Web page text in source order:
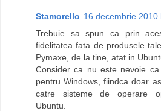
Stamorello 16 decembrie 2010
Trebuie sa spun ca prin
fidelitatea fata de produsele
Pymaxe, de la tine, atat in
Consider ca nu este nevoie
pentru Windows, fiindca doar
catre sisteme de operare
Ubuntu.